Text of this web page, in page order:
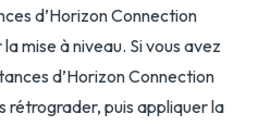
d’Horizon Connection
mise à niveau. Si vous avez
d’Horizon Connection
rétrograder, puis appliquer la